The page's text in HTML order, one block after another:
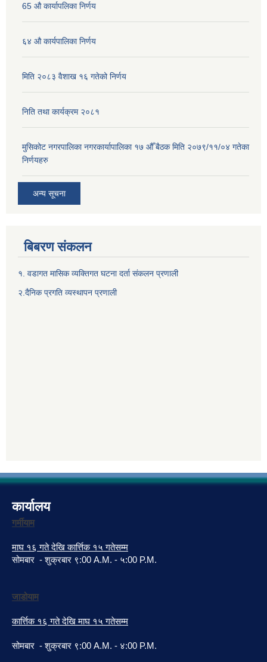
65 औ कार्यापलिका निर्णय
६४ औ कार्यपालिका निर्णय
मिति २०८३ वैशाख १६ गतेको निर्णय
निति तथा कार्यक्रम २०८१
मुसिकोट नगरपालिका नगरकार्यापालिका १७ औँ बैठक मिति २०७९/११/०४ गतेका
निर्णयहरु
अन्य सूचना
बिबरण संकलन
१. वडागत मासिक व्यक्तिगत घटना दर्ता संकलन प्रणाली
२.दैनिक प्रगति व्यस्थापन प्रणाली
कार्यालय
गर्मीयाम
माघ १६ गते देखि कार्त्तिक १५ गतेसम्म
सोमबार - शुक्रबार ९:00 A.M. - ५:00 P.M.
जाडोयाम
कार्त्तिक १६ गते देखि माघ १५ गतेसम्म
सोमबार - शुक्रबार ९:00 A.M. - ४:00 P.M.